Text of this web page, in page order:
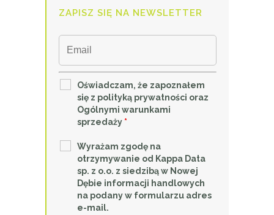
ZAPISZ SIĘ NA NEWSLETTER
Oświadczam, że zapoznałem
się z polityką prywatności oraz
Ogólnymi warunkami
sprzedaży *
Wyrażam zgodę na
otrzymywanie od Kappa Data
sp. z o.o. z siedzibą w Nowej
Dębie informacji handlowych
na podany w formularzu adres
e-mail.